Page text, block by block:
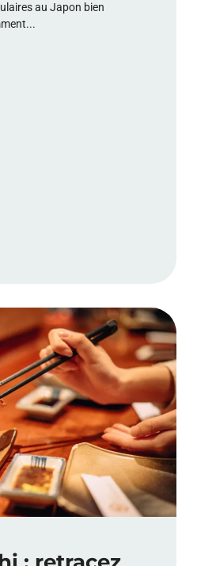
au Japon bien